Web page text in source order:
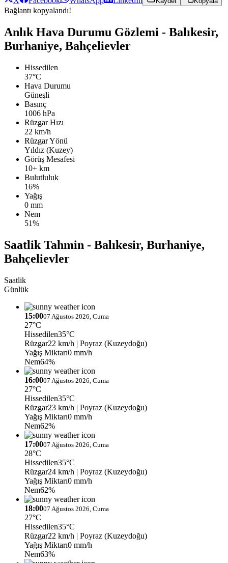
Bağlantı kopyalandı!
Anlık Hava Durumu Gözlemi - Balıkesir,
Burhaniye, Bahçelievler
Hissedilen
37°C
Hava Durumu
Güneşli
Basınç
1006 hPa
Rüzgar Hızı
22 km/h
Rüzgar Yönü
Yıldız (Kuzey)
Görüş Mesafesi
10+ km
Bulutluluk
16%
Yağış
0 mm
Nem
51%
Saatlik Tahmin - Balıkesir, Burhaniye,
Bahçelievler
Saatlik
Günlük
15:0007 Ağustos 2026, Cuma
27°C
Hissedilen35°C
Rüzgar22 km/h | Poyraz (Kuzeydoğu)
Yağış Miktarı0 mm/h
Nem64%
16:0007 Ağustos 2026, Cuma
27°C
Hissedilen35°C
Rüzgar23 km/h | Poyraz (Kuzeydoğu)
Yağış Miktarı0 mm/h
Nem62%
17:0007 Ağustos 2026, Cuma
28°C
Hissedilen35°C
Rüzgar24 km/h | Poyraz (Kuzeydoğu)
Yağış Miktarı0 mm/h
Nem62%
18:0007 Ağustos 2026, Cuma
27°C
Hissedilen35°C
Rüzgar22 km/h | Poyraz (Kuzeydoğu)
Yağış Miktarı0 mm/h
Nem63%